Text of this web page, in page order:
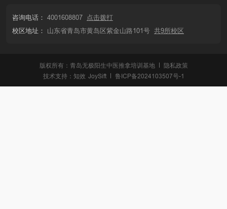
咨询电话： 4001608807
点击拨打
校区地址：
山东省青岛市黄岛区紫金山路101号 共9所校区
版权所有：青岛无极阳生中医推拿培训基地
隐私政策
技术支持： 知效 JoySift 鲁ICP备2024103507号-1